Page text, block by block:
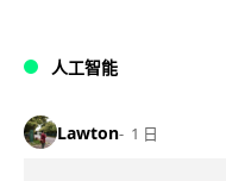
人工智能
Lawton 1 日